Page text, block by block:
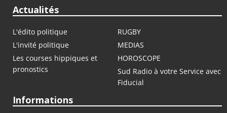
Actualités
L'édito politique
RUGBY
L'invité politique
MEDIAS
Les courses hippiques et
pronostics
HOROSCOPE
Sud Radio à votre Service avec
Fiducial
Informations